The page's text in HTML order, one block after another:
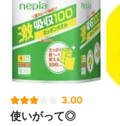
3.00
使いがって◎